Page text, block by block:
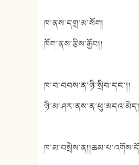
ཁ་ནས་དགྲ་མ་སོག།
ཁོག་ནས་རྩིས་རྒྱོབ།།
ཁ་བ་བབས་ན་ཉི་སྲིབ་དང་།།